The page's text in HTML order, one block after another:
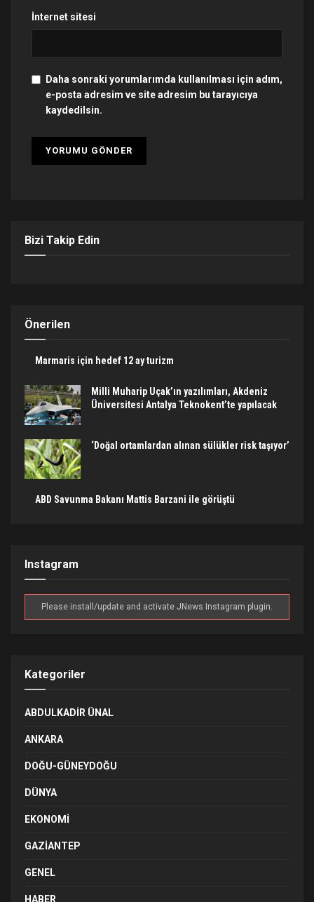
İnternet sitesi
Daha sonraki yorumlarımda kullanılması için adım,
e-posta adresim ve site adresim bu tarayıcıya
kaydedilsin.
Bizi Takip Edin
Önerilen
Marmaris için hedef 12 ay turizm
Milli Muharip Uçak’ın yazılımları, Akdeniz
Üniversitesi Antalya Teknokent’te yapılacak
‘Doğal ortamlardan alınan sülükler risk taşıyor’
ABD Savunma Bakanı Mattis Barzani ile görüştü
Instagram
Please install/update and activate JNews Instagram plugin.
Kategoriler
ABDULKADIR ÜNAL
ANKARA
DOĞU-GÜNEYDOĞU
DÜNYA
EKONOMI
GAZIANTEP
GENEL
HABER